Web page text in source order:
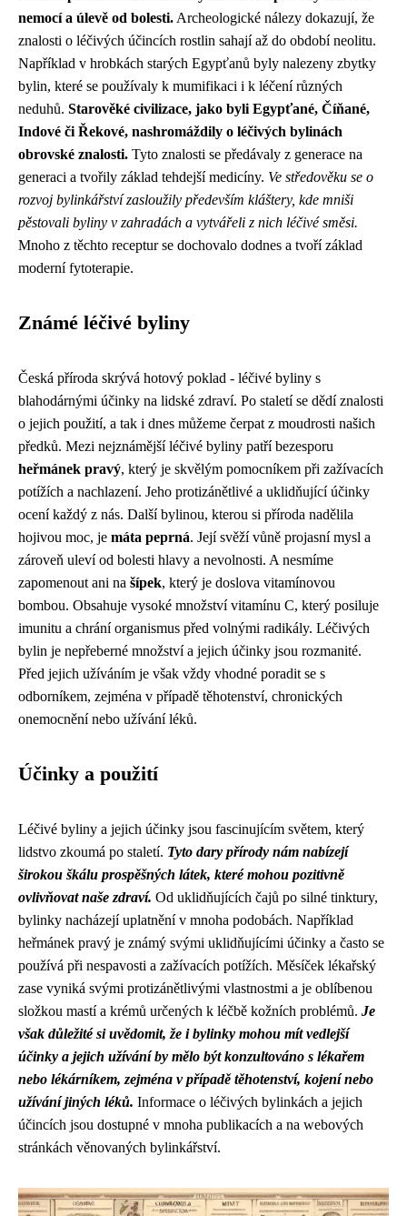
nemocí a úlevě od bolesti. Archeologické nálezy dokazují, že
znalosti o léčivých účincích rostlin sahají až do období neolitu.
Například v hrobkách starých Egypťanů byly nalezeny zbytky
bylin, které se používaly k mumifikaci i k léčení různých
neduhů. Starověké civilizace, jako byli Egypťané, Číňané,
Indové či Řekové, nashromáždily o léčivých bylinách
obrovské znalosti. Tyto znalosti se předávaly z generace na
generaci a tvořily základ tehdejší medicíny. Ve středověku se o
rozvoj bylinkářství zasloužily především kláštery, kde mniši
pěstovali byliny v zahradách a vytvářeli z nich léčivé směsi.
Mnoho z těchto receptur se dochovalo dodnes a tvoří základ
moderní fytoterapie.
Známé léčivé byliny
Česká příroda skrývá hotový poklad - léčivé byliny s
blahodárnými účinky na lidské zdraví. Po staletí se dědí znalosti
o jejich použití, a tak i dnes můžeme čerpat z moudrosti našich
předků. Mezi nejznámější léčivé byliny patří bezesporu
heřmánek pravý, který je skvělým pomocníkem při zažívacích
potížích a nachlazení. Jeho protizánětlivé a uklidňující účinky
ocení každý z nás. Další bylinou, kterou si příroda nadělila
hojivou moc, je máta peprná. Její svěží vůně projasní mysl a
zároveň uleví od bolesti hlavy a nevolnosti. A nesmíme
zapomenout ani na šípek, který je doslova vitamínovou
bombou. Obsahuje vysoké množství vitamínu C, který posiluje
imunitu a chrání organismus před volnými radikály. Léčivých
bylin je nepřeberné množství a jejich účinky jsou rozmanité.
Před jejich užíváním je však vždy vhodné poradit se s
odborníkem, zejména v případě těhotenství, chronických
onemocnění nebo užívání léků.
Účinky a použití
Léčivé byliny a jejich účinky jsou fascinujícím světem, který
lidstvo zkoumá po staletí. Tyto dary přírody nám nabízejí
širokou škálu prospěšných látek, které mohou pozitivně
ovlivňovat naše zdraví. Od uklidňujících čajů po silné tinktury,
bylinky nacházejí uplatnění v mnoha podobách. Například
heřmánek pravý je známý svými uklidňujícími účinky a často se
používá při nespavosti a zažívacích potížích. Měsíček lékařský
zase vyniká svými protizánětlivými vlastnostmi a je oblíbenou
složkou mastí a krémů určených k léčbě kožních problémů. Je
však důležité si uvědomit, že i bylinky mohou mít vedlejší
účinky a jejich užívání by mělo být konzultováno s lékařem
nebo lékárníkem, zejména v případě těhotenství, kojení nebo
užívání jiných léků. Informace o léčivých bylinkách a jejich
účincích jsou dostupné v mnoha publikacích a na webových
stránkách věnovaných bylinkářství.